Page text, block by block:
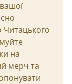
Читацького
на
мерч та